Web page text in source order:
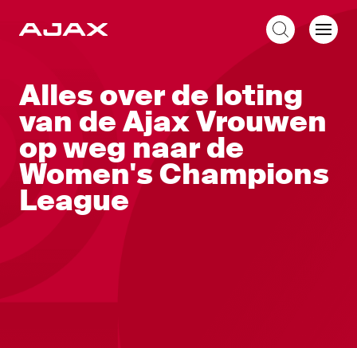
Alles over de loting
van de Ajax Vrouwen
op weg naar de
Women's Champions
League